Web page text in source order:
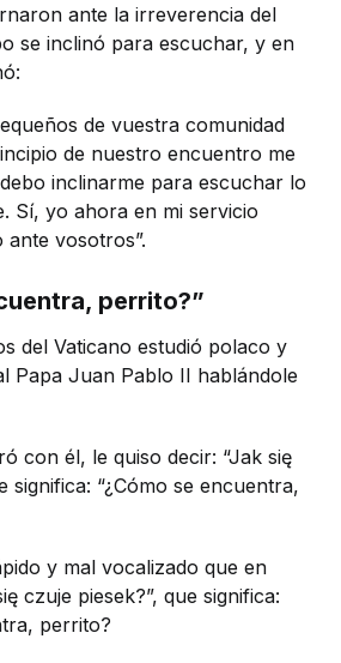
ante la irreverencia del
se inclinó para escuchar, y en
de vuestra comunidad
de nuestro encuentro me
inclinarme para escuchar lo
Sí, yo ahora en mi servicio
vosotros”.
perrito?”
del Vaticano estudió polaco y
Papa Juan Pablo II hablándole
con él, le quiso decir: “Jak się
significa: “¿Cómo se encuentra,
y mal vocalizado que en
czuje piesek?”, que significa:
perrito?